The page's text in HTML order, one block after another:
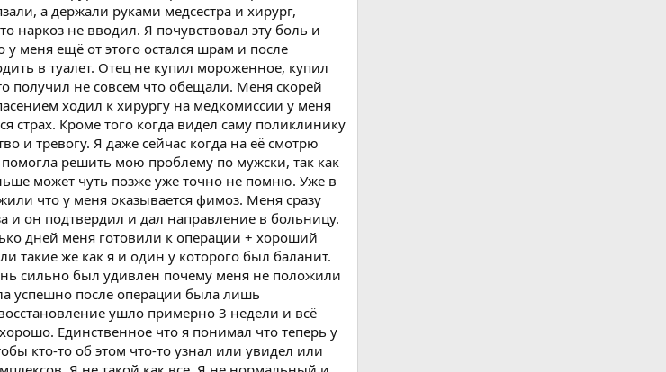
а держали руками медсестра и хирург,
наркоз не вводил. Я почувствовал эту боль и
меня ещё от этого остался шрам и после
в туалет. Отец не купил мороженное, купил
получил не совсем что обещали. Меня скорей
ходил к хирургу на медкомиссии у меня
страх. Кроме того когда видел саму поликлинику
и тревогу. Я даже сейчас когда на её смотрю
решить мою проблему по мужски, так как
может чуть позже уже точно не помню. Уже в
что у меня оказывается фимоз. Меня сразу
и он подтвердил и дал направление в больницу.
дней меня готовили к операции + хороший
такие же как я и один у которого был баланит.
сильно был удивлен почему меня не положили
успешно после операции была лишь
ушло примерно 3 недели и всё
Единственное что я понимал что теперь у
кто-то об этом что-то узнал или увидел или